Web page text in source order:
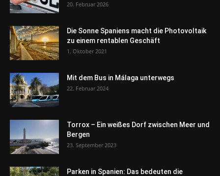
20. Februar 2026
Die Sonne Spaniens macht die Photovoltaik
zu einem rentablen Geschäft
1. Oktober 2021
Mit dem Bus in Málaga unterwegs
22. Februar 2024
Torrox – Ein weißes Dorf zwischen Meer und
Bergen
23. September 2023
Parken in Spanien: Das bedeuten die